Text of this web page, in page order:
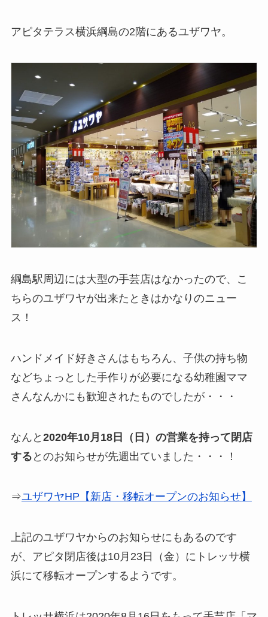
アピタテラス横浜綱島の2階にあるユザワヤ。
綱島駅周辺には大型の手芸店はなかったので、こ
ちらのユザワヤが出来たときはかなりのニュー
ス！
ハンドメイド好きさんはもちろん、子供の持ち物
などちょっとした手作りが必要になる幼稚園ママ
さんなんかにも歓迎されたものでしたが・・・
なんと 2020年10月18日（日）の営業を持って閉店
する とのお知らせが先週出ていました・・・！
⇒ユザワヤHP【新店・移転オープンのお知らせ】
上記のユザワヤからのお知らせにもあるのです
が、アピタ閉店後は10月23日（金）にトレッサ横
浜にて移転オープンするようです。